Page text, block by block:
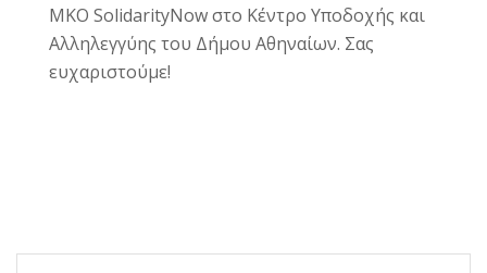
ΜΚΟ SolidarityNow στο Κέντρο Υποδοχής και
Αλληλεγγύης του Δήμου Αθηναίων. Σας
ευχαριστούμε!